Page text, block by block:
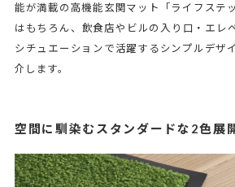
能が満載の高機能玄関マット「ライフステ
はもちろん、飲食店やビルの入り口・エレ
シチュエーションで活躍するシンプルデザ
介します。
空間に馴染むスタンダードな2色展